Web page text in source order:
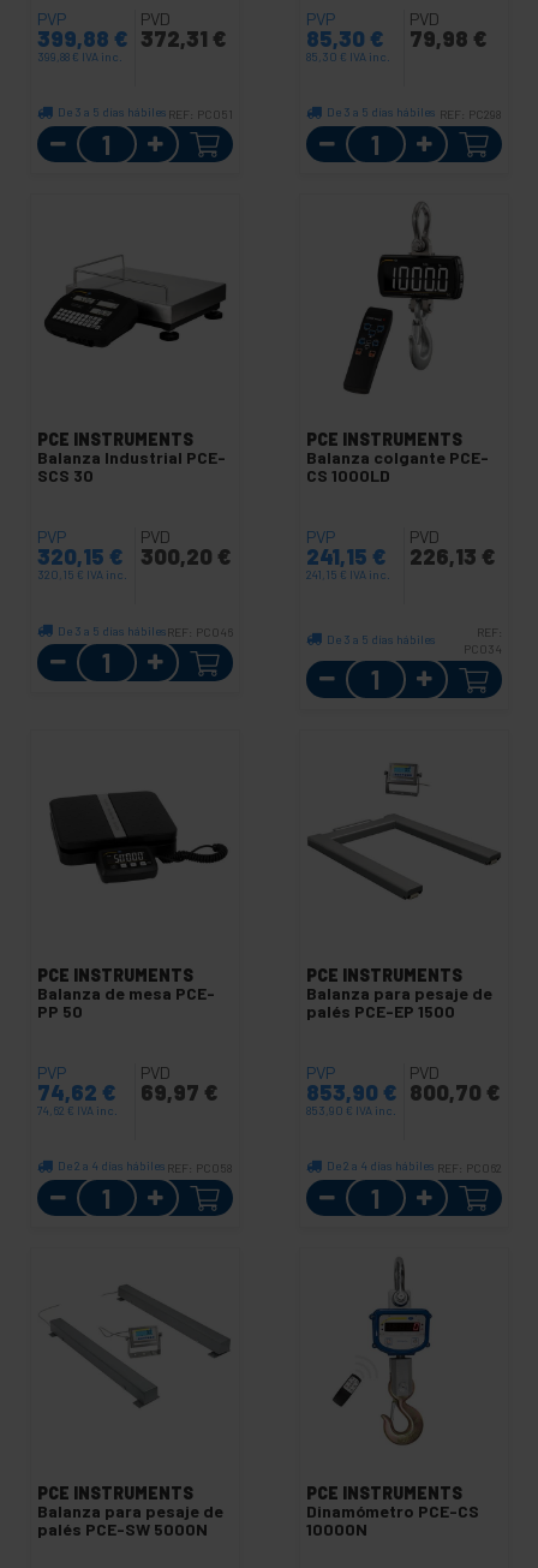
PVP
399,88 €
399,88 € IVA inc.
PVD
372,31 €
De 3 a 5 días hábiles REF: PC051
Cantidad
PVP
85,30 €
85,30 € IVA inc.
PVD
79,98 €
De 3 a 5 días hábiles REF: PC298
Cantidad
PCE INSTRUMENTS
Balanza Industrial PCE-
SCS 30
PVP
320,15 €
320,15 € IVA inc.
PVD
300,20 €
De 3 a 5 días hábilesREF: PC046
Cantidad
PCE INSTRUMENTS
Balanza colgante PCE-
CS 1000LD
PVP
241,15 €
241,15 € IVA inc.
PVD
226,13 €
De 3 a 5 días hábiles
REF:
PC034
Cantidad
PCE INSTRUMENTS
Balanza de mesa PCE-
PP 50
PVP
74,62 €
74,62 € IVA inc.
PVD
69,97 €
De 2 a 4 días hábiles REF: PC058
Cantidad
PCE INSTRUMENTS
Balanza para pesaje de
palés PCE-EP 1500
PVP
853,90 €
853,90 € IVA inc.
PVD
800,70 €
De 2 a 4 días hábiles REF: PC062
Cantidad
PCE INSTRUMENTS
Balanza para pesaje de
palés PCE-SW 5000N
PCE INSTRUMENTS
Dinamómetro PCE-CS
10000N